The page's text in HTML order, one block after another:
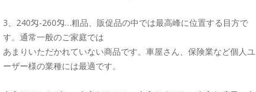
3、240匁-260匁…粗品、販促品の中では最高峰に位置する目方で
す。通常一般のご家庭では
あまりいただかれていない商品です。車屋さん、保険業など個人ユ
ーザー様の業種には最適です。